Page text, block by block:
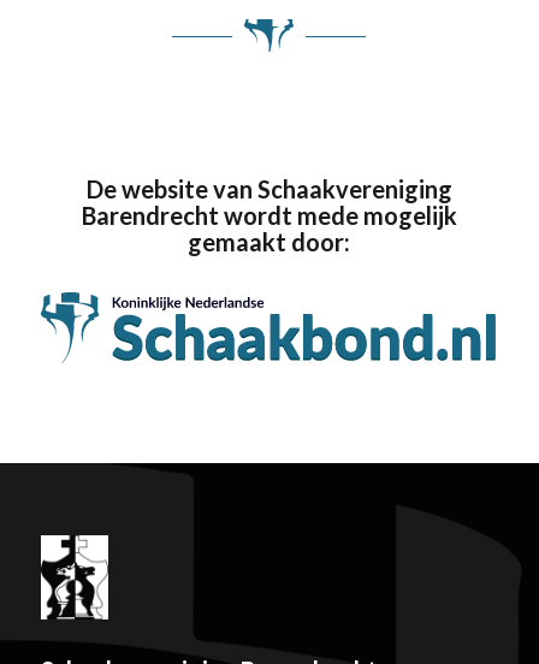
De website van Schaakvereniging
Barendrecht wordt mede mogelijk
gemaakt door: